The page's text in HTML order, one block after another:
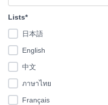
Lists*
日本語
English
中文
ภาษาไทย
Français